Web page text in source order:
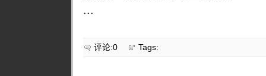
...
评论:0 Tags: